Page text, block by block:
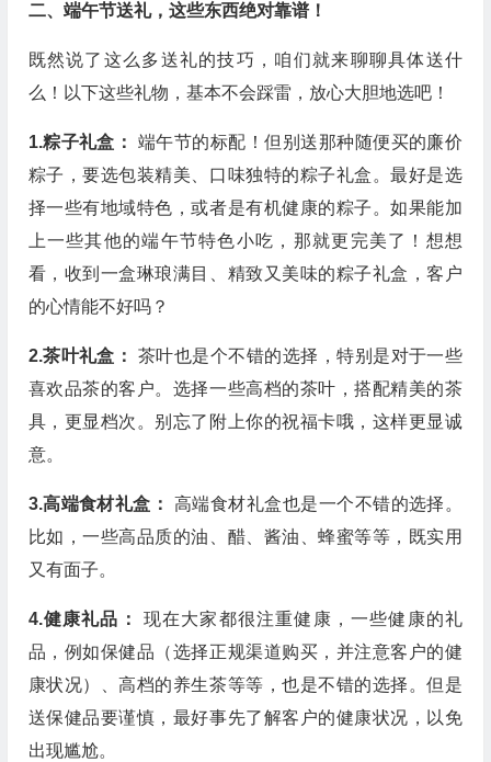
二、端午节送礼，这些东西绝对靠谱！
既然说了这么多送礼的技巧，咱们就来聊聊具体送什
么！以下这些礼物，基本不会踩雷，放心大胆地选吧！
1.粽子礼盒： 端午节的标配！但别送那种随便买的廉价
粽子，要选包装精美、口味独特的粽子礼盒。最好是选
择一些有地域特色，或者是有机健康的粽子。如果能加
上一些其他的端午节特色小吃，那就更完美了！想想
看，收到一盒琳琅满目、精致又美味的粽子礼盒，客户
的心情能不好吗？
2.茶叶礼盒： 茶叶也是个不错的选择，特别是对于一些
喜欢品茶的客户。选择一些高档的茶叶，搭配精美的茶
具，更显档次。别忘了附上你的祝福卡哦，这样更显诚
意。
3.高端食材礼盒： 高端食材礼盒也是一个不错的选择。
比如，一些高品质的油、醋、酱油、蜂蜜等等，既实用
又有面子。
4.健康礼品： 现在大家都很注重健康，一些健康的礼
品，例如保健品（选择正规渠道购买，并注意客户的健
康状况）、高档的养生茶等等，也是不错的选择。但是
送保健品要谨慎，最好事先了解客户的健康状况，以免
出现尴尬。